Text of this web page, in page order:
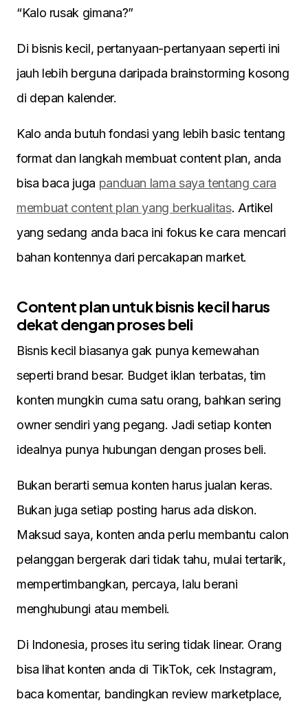
“Kalo rusak gimana?”
Di bisnis kecil, pertanyaan-pertanyaan seperti ini
jauh lebih berguna daripada brainstorming kosong
di depan kalender.
Kalo anda butuh fondasi yang lebih basic tentang
format dan langkah membuat content plan, anda
bisa baca juga panduan lama saya tentang cara
membuat content plan yang berkualitas. Artikel
yang sedang anda baca ini fokus ke cara mencari
bahan kontennya dari percakapan market.
Content plan untuk bisnis kecil harus
dekat dengan proses beli
Bisnis kecil biasanya gak punya kemewahan
seperti brand besar. Budget iklan terbatas, tim
konten mungkin cuma satu orang, bahkan sering
owner sendiri yang pegang. Jadi setiap konten
idealnya punya hubungan dengan proses beli.
Bukan berarti semua konten harus jualan keras.
Bukan juga setiap posting harus ada diskon.
Maksud saya, konten anda perlu membantu calon
pelanggan bergerak dari tidak tahu, mulai tertarik,
mempertimbangkan, percaya, lalu berani
menghubungi atau membeli.
Di Indonesia, proses itu sering tidak linear. Orang
bisa lihat konten anda di TikTok, cek Instagram,
baca komentar, bandingkan review marketplace,